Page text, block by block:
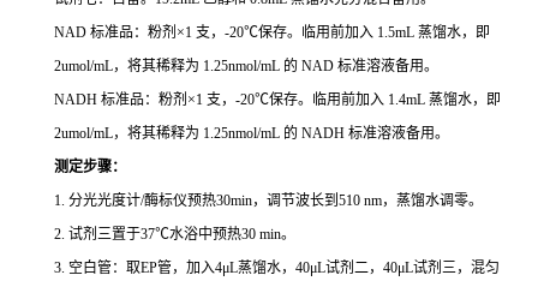
NAD 标准品：粉剂×1 支，-20℃保存。临用前加入 1.5mL 蒸馏水，即
2umol/mL，将其稀释为 1.25nmol/mL 的 NAD 标准溶液备用。
NADH 标准品：粉剂×1 支，-20℃保存。临用前加入 1.4mL 蒸馏水，即
2umol/mL，将其稀释为 1.25nmol/mL 的 NADH 标准溶液备用。
测定步骤：
1. 分光光度计/酶标仪预热30min，调节波长到510 nm，蒸馏水调零。
2. 试剂三置于37℃水浴中预热30 min。
3. 空白管：取EP管，加入4μL蒸馏水，40μL试剂二，40μL试剂三，混匀